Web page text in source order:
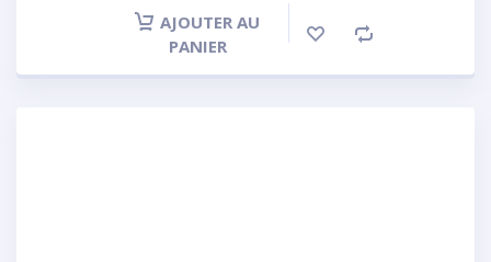
AJOUTER AU
PANIER